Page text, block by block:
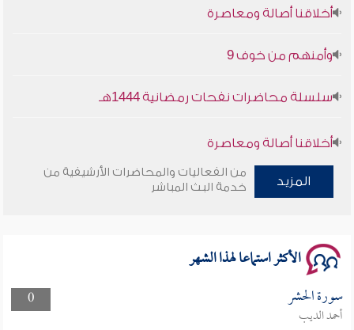
أخلاقنا أصالة ومعاصرة
وأمنهم من خوف 9
سلسلة محاضرات نفحات رمضانية 1444هـ
أخلاقنا أصالة ومعاصرة
وأمنهم من خوف 9
المزيد
من الفعاليات والمحاضرات الأرشيفية من
خدمة البث المباشر
الأكثر استماعا لهذا الشهر
0 سورة الحشر
أحمد الديب